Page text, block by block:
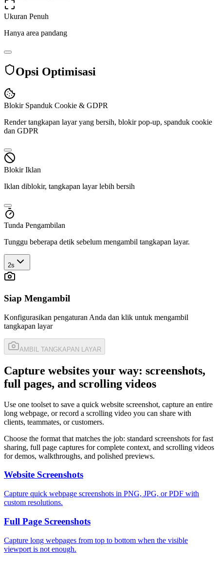
Ukuran Penuh
Hanya area pandang
Opsi Optimisasi
Blokir Spanduk Cookie & GDPR
Render tangkapan layar yang bersih, blokir pop-up, spanduk cookie
dan GDPR
Blokir Iklan
Iklan diblokir, tangkapan layar lebih bersih
Tunda Pengambilan
Tunggu beberapa detik sebelum mengambil tangkapan layar.
2s
Siap Mengambil
Konfigurasikan pengaturan Anda dan klik untuk mengambil
tangkapan layar
AMBIL TANGKAPAN LAYAR
Capture websites your way: screenshots,
full pages, and scrolling videos
Use one toolset to save a quick website screenshot, capture an entire
long webpage, or record a scrolling video you can share with
clients, teammates, or customers.
Choose the format that matches the job: standard screenshots for fast
sharing, full page captures for complete context, and scrolling videos
for demos, walkthroughs, and polished previews.
Website Screenshots
Capture quick webpage screenshots in PNG, JPG, or PDF with
custom resolutions.
Full Page Screenshots
Capture long webpages from top to bottom when the visible
viewport is not enough.